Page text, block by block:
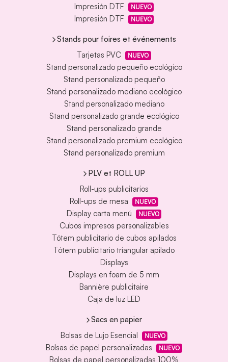
Impresión DTF NUEVO
Impresión DTF NUEVO
Stands pour foires et événements
Tarjetas PVC
NUEVO
Stand personalizado pequeño ecológico
Stand personalizado pequeño
Stand personalizado mediano ecológico
Stand personalizado mediano
Stand personalizado grande ecológico
Stand personalizado grande
Stand personalizado premium ecológico
Stand personalizado premium
PLV et ROLL UP
Roll-ups publicitarios
Roll-ups de mesa
NUEVO
Display carta menú NUEVO
Cubos impresos personalizables
Tótem publicitario de cubos apilados
Tótem publicitario triangular apilado
Displays
Displays en foam de 5 mm
Bannière publicitaire
Caja de luz LED
Sacs en papier
Bolsas de Lujo Esencial
NUEVO
Bolsas de papel personalizadas NUEVO
Bolsas de papel personalizadas 100%